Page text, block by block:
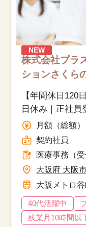
就職サポート
人材をお探しの医
運営会社
NEW
株式会社プラ
ションさくら
療事務（受付
【年間休日120
日休み｜正社員
月額（総額
契約社員
医療事務（受
大阪府 大阪
大阪メトロ
40代活躍中
残業月10時間以